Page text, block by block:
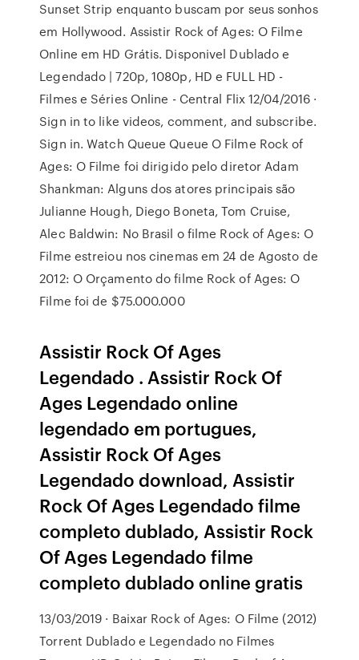
Sunset Strip enquanto buscam por seus sonhos
em Hollywood. Assistir Rock of Ages: O Filme
Online em HD Grátis. Disponivel Dublado e
Legendado | 720p, 1080p, HD e FULL HD -
Filmes e Séries Online - Central Flix 12/04/2016 ·
Sign in to like videos, comment, and subscribe.
Sign in. Watch Queue Queue O Filme Rock of
Ages: O Filme foi dirigido pelo diretor Adam
Shankman: Alguns dos atores principais são
Julianne Hough, Diego Boneta, Tom Cruise,
Alec Baldwin: No Brasil o filme Rock of Ages: O
Filme estreiou nos cinemas em 24 de Agosto de
2012: O Orçamento do filme Rock of Ages: O
Filme foi de $75.000.000
Assistir Rock Of Ages
Legendado . Assistir Rock Of
Ages Legendado online
legendado em portugues,
Assistir Rock Of Ages
Legendado download, Assistir
Rock Of Ages Legendado filme
completo dublado, Assistir Rock
Of Ages Legendado filme
completo dublado online gratis
13/03/2019 · Baixar Rock of Ages: O Filme (2012)
Torrent Dublado e Legendado no Filmes